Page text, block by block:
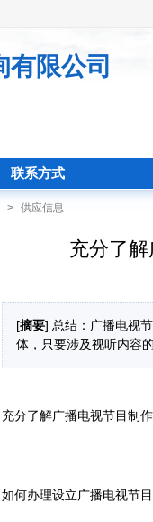
有限公司
联系方式
> 供应信息
充分了
[摘要] 总结：广播电视
体，只要涉及视听内容
充分了解广播电视节目制
如何办理设立广播电视节